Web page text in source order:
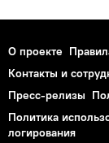
О проекте
Контакты и
Пресс-релизы
Политика
логирования